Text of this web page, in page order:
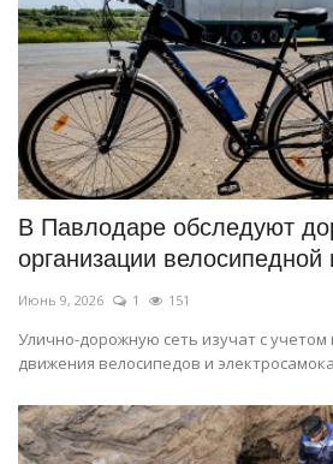
В Павлодаре обследуют
организации велосипедной
Июнь 9, 2026 1 151
Улично-дорожную сеть изучат с учетом
движения велосипедов и